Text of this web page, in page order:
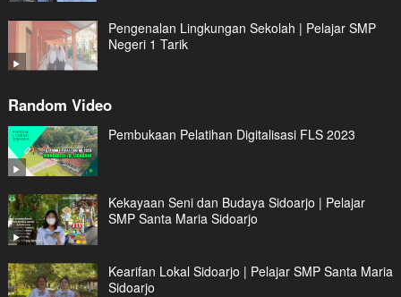
Pengenalan Lingkungan Sekolah | Pelajar SMP
Negeri 1 Tarik
Random Video
Pembukaan Pelatihan Digitalisasi FLS 2023
Kekayaan Seni dan Budaya Sidoarjo | Pelajar
SMP Santa Maria Sidoarjo
Kearifan Lokal Sidoarjo | Pelajar SMP Santa Maria
Sidoarjo